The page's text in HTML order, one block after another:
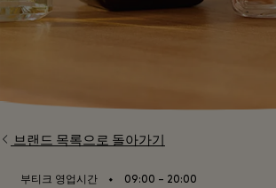
브랜드 목록으로 돌아가기
부티크 영업시간 ⬩ 09:00 – 20:00